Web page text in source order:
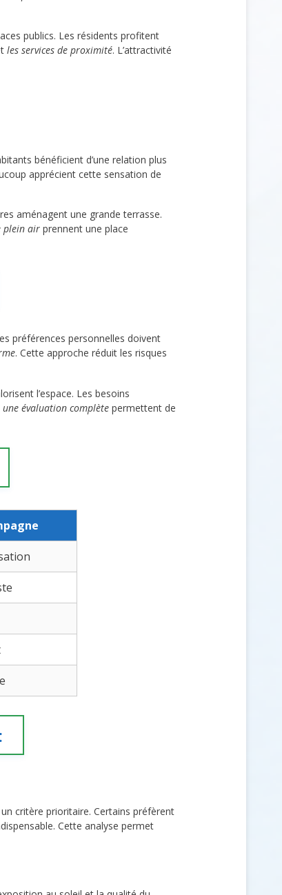
publics. Les résidents profitent
les services de proximité. L’attractivité
bénéficient d’une relation plus
apprécient cette sensation de
aménagent une grande terrasse.
plein air prennent une place
préférences personnelles doivent
. Cette approche réduit les risques
l’espace. Les besoins
une évaluation complète permettent de
critère prioritaire. Certains préfèrent
Cette analyse permet